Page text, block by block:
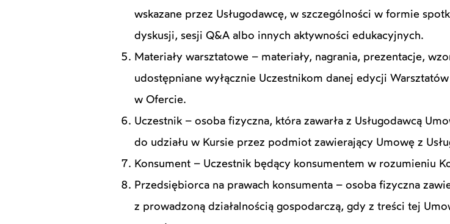
wskazane przez Usługodawcę, w szczególności w formie
dyskusji, sesji Q&A albo innych aktywności edukacyjnych.
Materiały warsztatowe – materiały, nagrania, prezentacje,
udostępniane wyłącznie Uczestnikom danej edycji
w Ofercie.
Uczestnik – osoba fizyczna, która zawarła z Usługodawcą
do udziału w Kursie przez podmiot zawierający Umowę z
Konsument – Uczestnik będący konsumentem w rozumieniu
Przedsiębiorca na prawach konsumenta – osoba fizyczna
z prowadzoną działalnością gospodarczą, gdy z treści tej